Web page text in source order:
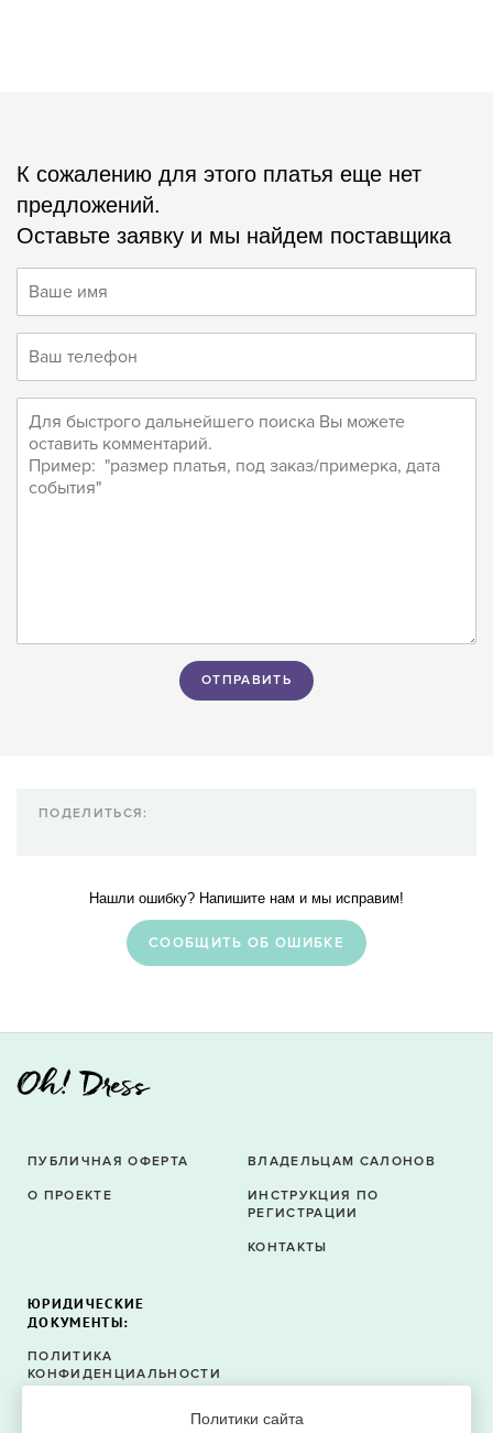
К сожалению для этого платья еще нет
предложений.
Оставьте заявку и мы найдем поставщика
Нашли ошибку? Напишите нам и мы исправим!
CООБЩИТЬ ОБ ОШИБКЕ
ПОДЕЛИТЬСЯ:
Политики сайта
ПУБЛИЧНАЯ ОФЕРТА
О ПРОЕКТЕ
ВЛАДЕЛЬЦАМ САЛОНОВ
ИНСТРУКЦИЯ ПО
РЕГИСТРАЦИИ
КОНТАКТЫ
ЮРИДИЧЕСКИЕ
ДОКУМЕНТЫ:
ПОЛИТИКА
КОНФИДЕНЦИАЛЬНОСТИ